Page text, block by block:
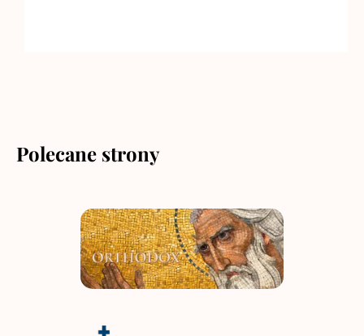
Polecane strony